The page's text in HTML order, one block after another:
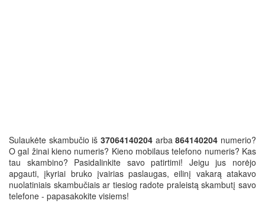
Sulaukėte skambučio iš 37064140204 arba864140204 numerio?
O gal žinai kieno numeris? Kieno mobilaus telefono numeris? Kas
tau skambino? Pasidalinkite savo patirtimi! Jeigu jus norėjo
apgauti, įkyriai bruko įvairias paslaugas, eilinį vakarą atakavo
nuolatiniais skambučiais ar tiesiog radote praleistą skambutį savo
telefone - papasakokite visiems!